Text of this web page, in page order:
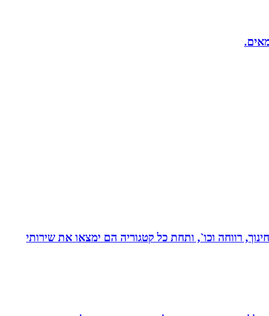
רווחה וכו`, ותחת כל קטגוריה הם ימצאו את שירותי